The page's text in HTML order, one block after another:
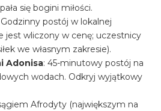
się bogini miłości.
postój w lokalnej
jest wliczony w cenę; uczestnicy
we własnym zakresie).
Adonisa: 45-minutowy postój na
wodach. Odkryj wyjątkowy
Afrodyty (największym na